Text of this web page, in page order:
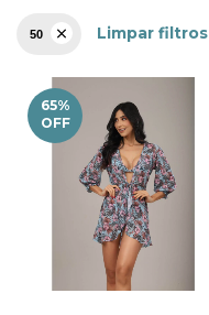
50 Limpar filtros
65%
OFF